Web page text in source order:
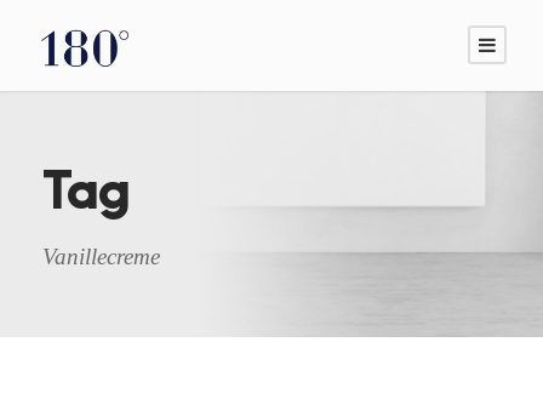
Tag
Vanillecreme